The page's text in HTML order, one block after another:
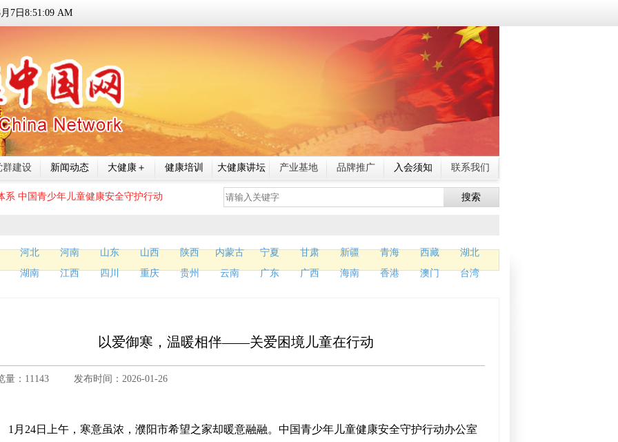
月 7 日 8:51:11 AM
群建设 新闻动态 大健康＋ 健康培训 大健康讲坛 产业基地 品牌推广 入会须知 联系我们
系 中国青少年儿童健康安全守护行动 搜索
河北 河南 山东 山西 陕西 内蒙古 宁夏 甘肃 新疆 青海 西藏
湖北
湖南
江西 四川 重庆 贵州 云南 广东 广西 海南 香港 澳门 台湾
以爱御寒，温暖相伴——关爱困境儿童在行动
量：11143 发布时间：2026-01-26
1月24日上午，寒意虽浓，濮阳市希望之家却暖意融融。中国青少年儿童健康安全守护行动办公室